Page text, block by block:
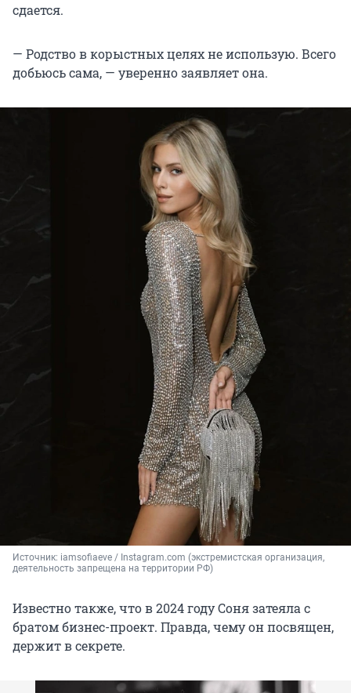
сдается.
— Родство в корыстных целях не использую. Всего
добьюсь сама, — уверенно заявляет она.
Источник: iamsofiaeve / Instagram.com (экстремистская организация,
деятельность запрещена на территории РФ)
Известно также, что в 2024 году Соня затеяла с
братом бизнес-проект. Правда, чему он посвящен,
держит в секрете.